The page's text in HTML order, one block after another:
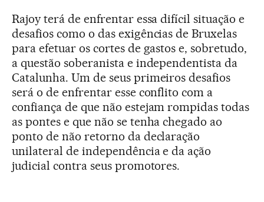
Rajoy terá de enfrentar essa difícil situação e
desafios como o das exigências de Bruxelas
para efetuar os cortes de gastos e, sobretudo,
a questão soberanista e independentista da
Catalunha. Um de seus primeiros desafios
será o de enfrentar esse conflito com a
confiança de que não estejam rompidas todas
as pontes e que não se tenha chegado ao
ponto de não retorno da declaração
unilateral de independência e da ação
judicial contra seus promotores.